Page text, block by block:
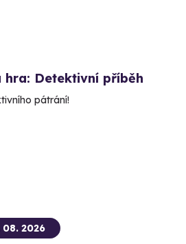
hra: Detektivní příběh
pátrání!
2026